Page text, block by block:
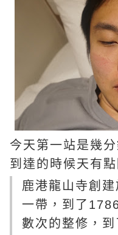
今天第一站是幾
到達的時候天有點
鹿港龍山寺創
一帶，到了
數次的整修，